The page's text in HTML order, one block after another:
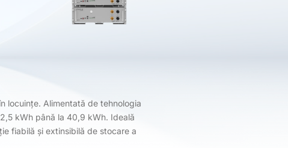
locuințe. Alimentată de tehnologia
kWh până la 40,9 kWh. Ideală
fiabilă și extinsibilă de stocare a